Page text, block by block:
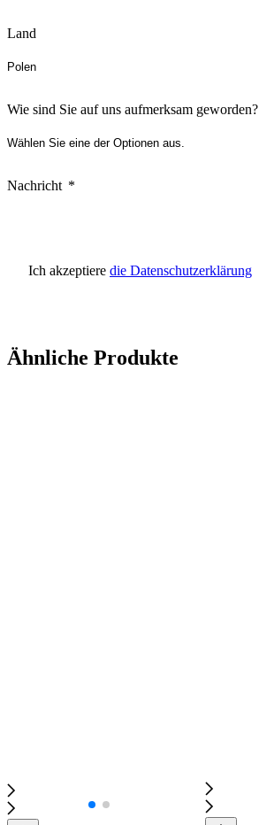
Land
Wie sind Sie auf uns aufmerksam geworden?
Nachricht
Ich akzeptiere die Datenschutzerklärung
Ähnliche Produkte